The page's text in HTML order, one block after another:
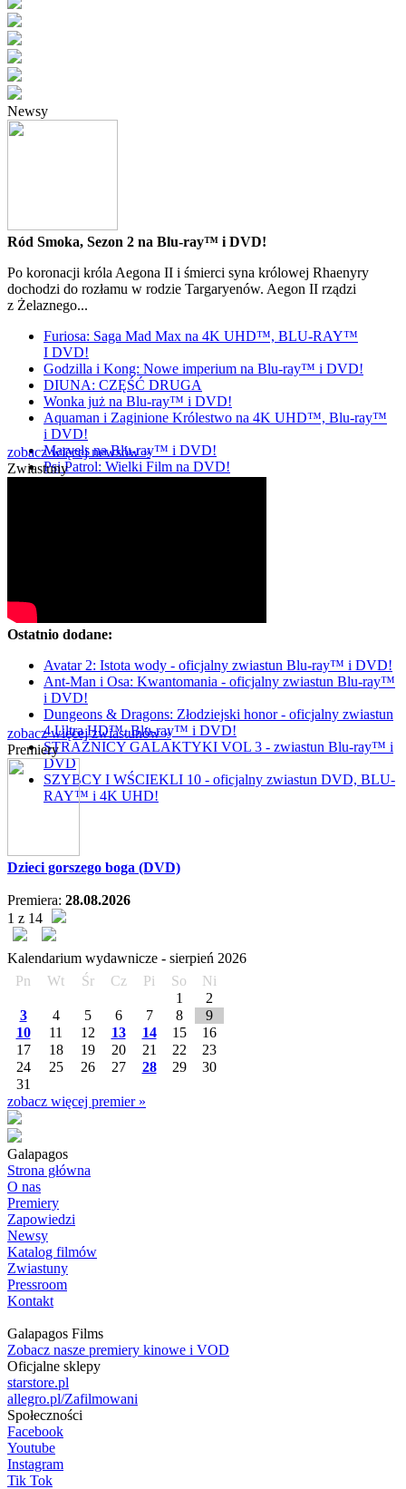
Newsy
Ród Smoka, Sezon 2 na Blu-ray™ i DVD!
Po koronacji króla Aegona II i śmierci syna królowej Rhaenyry
dochodzi do rozłamu w rodzie Targaryenów. Aegon II rządzi
z Żelaznego...
Furiosa: Saga Mad Max na 4K UHD™, BLU-RAY™
I DVD!
Godzilla i Kong: Nowe imperium na Blu-ray™ i DVD!
DIUNA: CZĘŚĆ DRUGA
Wonka już na Blu-ray™ i DVD!
Aquaman i Zaginione Królestwo na 4K UHD™, Blu-ray™
i DVD!
Marvels na Blu-ray™ i DVD!
Psi Patrol: Wielki Film na DVD!
zobacz więcej newsów »
Zwiastuny
Ostatnio dodane:
Avatar 2: Istota wody - oficjalny zwiastun Blu-ray™ i DVD!
Ant-Man i Osa: Kwantomania - oficjalny zwiastun Blu-ray™
i DVD!
Dungeons & Dragons: Złodziejski honor - oficjalny zwiastun
4 Ultra HD™, Blu-ray™ i DVD!
STRAŻNICY GALAKTYKI VOL 3 - zwiastun Blu-ray™ i
DVD
SZYBCY I WŚCIEKLI 10 - oficjalny zwiastun DVD, BLU-
RAY™ i 4K UHD!
zobacz więcej zwiastunów »
Premiery
Dzieci gorszego boga (DVD)
Premiera: 28.08.2026
1 z 14
Kalendarium wydawnicze - sierpień 2026
Pn
Wt Śr Cz Pi So
Ni
1
2
3
4 5 6 7 8
9
10
11 12 13 14 15
16
17
18 19 20 21 22
23
24
25 26 27 28 29
30
31
zobacz więcej premier »
Galapagos
Strona główna
O nas
Premiery
Zapowiedzi
Newsy
Katalog filmów
Zwiastuny
Pressroom
Kontakt
Galapagos Films
Zobacz nasze premiery kinowe i VOD
Oficjalne sklepy
starstore.pl
allegro.pl/Zafilmowani
Społeczności
Facebook
Youtube
Instagram
Tik Tok